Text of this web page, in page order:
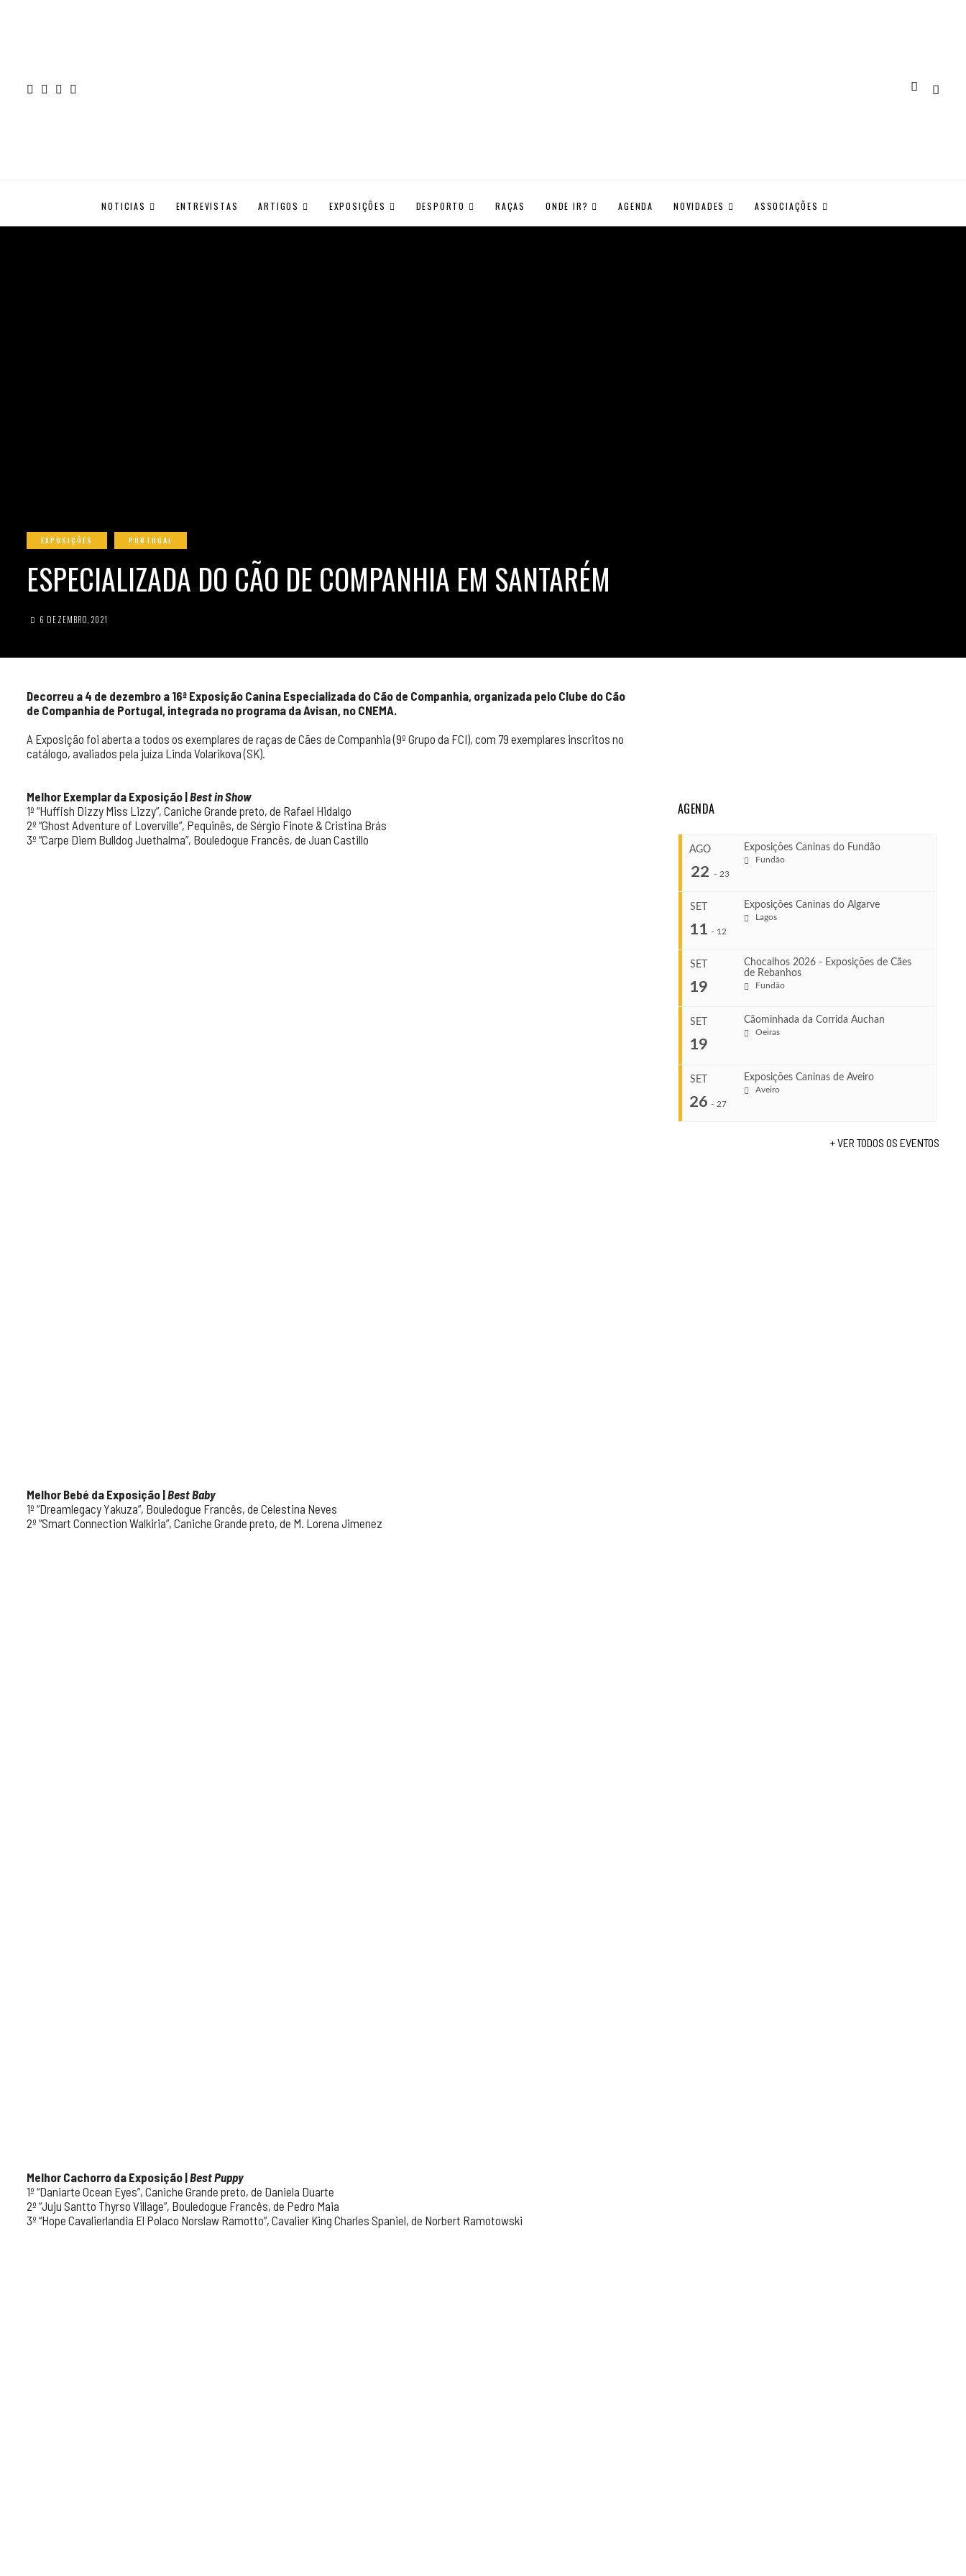
NOTICIAS ENTREVISTAS ARTIGOS EXPOSIÇÕES DESPORTO RAÇAS ONDE IR? AGENDA NOVIDADES ASSOCIAÇÕES
EXPOSIÇÕES PORTUGAL
ESPECIALIZADA DO CÃO DE COMPANHIA EM SANTARÉM
6 DEZEMBRO, 2021
Decorreu a 4 de dezembro a 16ª Exposição Canina Especializada do Cão de Companhia, organizada pelo Clube do Cão
de Companhia de Portugal, integrada no programa da Avisan, no CNEMA.
A Exposição foi aberta a todos os exemplares de raças de Cães de Companhia (9º Grupo da FCI), com 79 exemplares inscritos no
catálogo, avaliados pela juíza Linda Volarikova (SK).
Melhor Exemplar da Exposição |Best in Show
1º “Huffish Dizzy Miss Lizzy”, Caniche Grande preto, de Rafael Hidalgo
2º “Ghost Adventure of Loverville”, Pequinês, de Sérgio Finote & Cristina Brás
3º “Carpe Diem Bulldog Juethalma”, Bouledogue Francês, de Juan Castillo
Melhor Bebé da Exposição |Best Baby
1º “Dreamlegacy Yakuza”, Bouledogue Francês, de Celestina Neves
2º “Smart Connection Walkiria”, Caniche Grande preto, de M. Lorena Jimenez
Melhor Cachorro da Exposição |Best Puppy
1º “Daniarte Ocean Eyes”, Caniche Grande preto, de Daniela Duarte
2º “Juju Santto Thyrso Village”, Bouledogue Francês, de Pedro Maia
3º “Hope Cavalierlandia El Polaco Norslaw Ramotto”, Cavalier King Charles Spaniel, de Norbert Ramotowski
AGENDA
AGO
22 - 23
Exposições Caninas do Fundão
Fundão
Ago 22, 2026
Ago 23, 2026
VENUE
SET
11 - 12
Exposições Caninas do Algarve
Lagos
Set 11, 2026
Set 12, 2026
VENUE
SET
19
Chocalhos 2026 - Exposições de Cães
de Rebanhos
Fundão
COMEÇA
SET
19
Cãominhada da Corrida Auchan
Oeiras
SET
26 - 27
Exposições Caninas de Aveiro
Aveiro
+ VER TODOS OS EVENTOS